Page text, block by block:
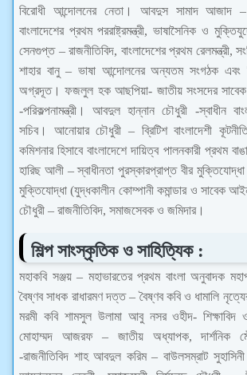
বিরোধী আন্দোলনের নেতা। আবদুস সামাদ আজাদ –
বাংলাদেশের প্রথম পররাষ্ট্রমন্ত্রী, ভাষাসৈনিক ও
সেনগুপ্ত – রাজনীতিবিদ, বাংলাদেশের প্রথম রেলমন্ত্রী,
শাহার বানু – ভাষা আন্দোলনের অন্যতম সংগঠক এবং
অগ্রদূত। ফজলুল হক আছপিয়া- জাতীয় সংসদের
-পরিকল্পনামন্ত্রী। আবদুল হান্নান চৌধুরী -স্বাধীন
সচিব। আনোয়ার চৌধুরী – ব্রিটিশ বাংলাদেশী
কমিশনার হিসাবে বাংলাদেশে দায়িত্ব পালনকারী প্রথম
হারিছ আলী – স্বাধীনতা পুরস্কারপ্রাপ্ত বীর
মুক্তিযোদ্ধা (যুদ্ধকালীন কোম্পানী কমান্ডার ও সাবেক
চৌধুরী – রাজনীতিবিদ, সমাজসেবক ও জমিদার।
শিল্প সাংস্কৃতিক ও সাহিত্যিক :
মহাকবি সঞ্জয় – মহাভারতের প্রথম বাংলা অনুবাদক
বৈষ্ণব সাধক রাধারমণ দত্ত – বৈষ্ণব কবি ও ধামালি
মরমী কবি শামসুল উলামা আবু নসর ওহীদ- শিক্ষাবিদ ও
মোহাম্মদ আজরফ – জাতীয় অধ্যাপক, দার্শনিক
-রাজনীতিবিদ শাহ আবদুল করিম – বাউলসম্রাট সুহাসিনী